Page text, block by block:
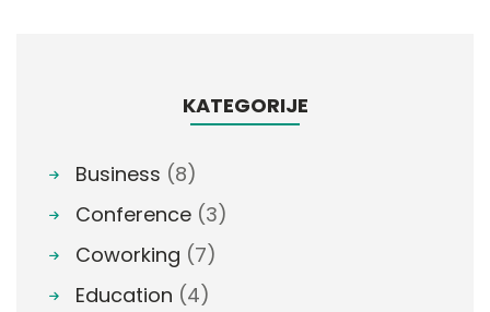
KATEGORIJE
Business (8)
Conference (3)
Coworking (7)
Education (4)